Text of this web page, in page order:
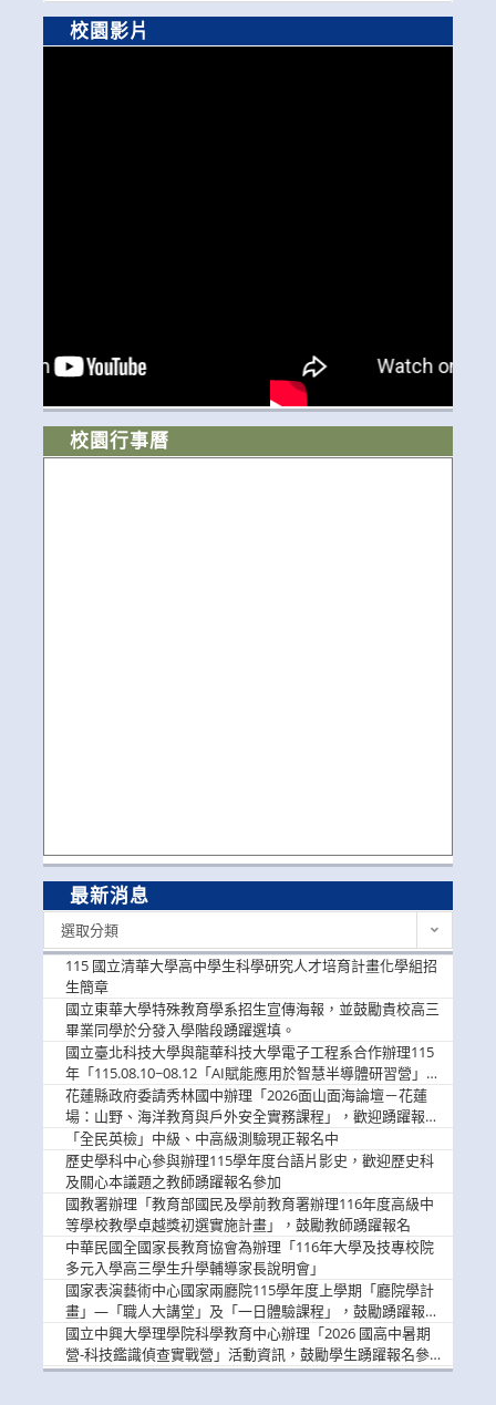
校園影片
校園行事曆
最新消息
選取分類
115 國立清華大學高中學生科學研究人才培育計畫化學組招
生簡章
國立東華大學特殊教育學系招生宣傳海報，並鼓勵貴校高三
畢業同學於分發入學階段踴躍選填。
國立臺北科技大學與龍華科技大學電子工程系合作辦理115
年「115.08.10~08.12「AI賦能應用於智慧半導體研習營」，
歡迎學生踴躍報名參加
花蓮縣政府委請秀林國中辦理「2026面山面海論壇－花蓮
場：山野、海洋教育與戶外安全實務課程」，歡迎踴躍報名
參加
「全民英檢」中級、中高級測驗現正報名中
歷史學科中心參與辦理115學年度台語片影史，歡迎歷史科
及關心本議題之教師踴躍報名參加
國教署辦理「教育部國民及學前教育署辦理116年度高級中
等學校教學卓越獎初選實施計畫」，鼓勵教師踴躍報名
中華民國全國家長教育協會為辦理「116年大學及技專校院
多元入學高三學生升學輔導家長說明會」
國家表演藝術中心國家兩廳院115學年度上學期「廳院學計
畫」—「職人大講堂」及「一日體驗課程」，鼓勵踴躍報名
參與。
國立中興大學理學院科學教育中心辦理「2026 國高中暑期
營-科技鑑識偵查實戰營」活動資訊，鼓勵學生踴躍報名參
加。